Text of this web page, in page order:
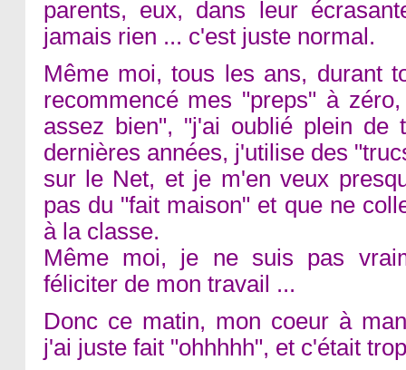
parents, eux, dans leur
jamais rien ... c'est juste normal.
Même moi, tous les ans, durant
recommencé mes "preps" à
assez bien", "j'ai oublié plein de
dernières années, j'utilise des
sur le Net, et je m'en veux
pas du "fait maison" et que ne
à la classe.
Même moi, je ne suis pas
féliciter de mon travail ...
Donc ce matin, mon coeur à
j'ai juste fait "ohhhhh", et c'était